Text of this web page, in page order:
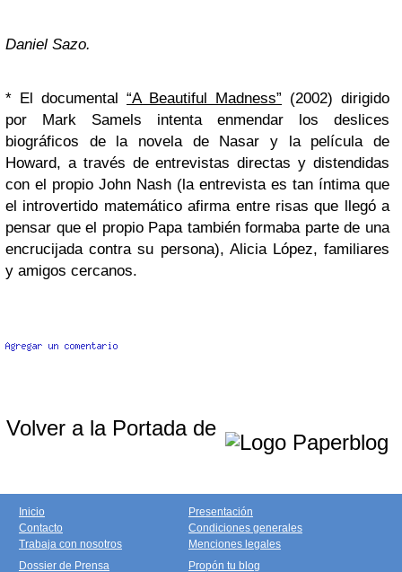
Daniel Sazo.
* El documental “A Beautiful Madness” (2002) dirigido
por Mark Samels intenta enmendar los deslices
biográficos de la novela de Nasar y la película de
Howard, a través de entrevistas directas y distendidas
con el propio John Nash (la entrevista es tan íntima que
el introvertido matemático afirma entre risas que llegó a
pensar que el propio Papa también formaba parte de una
encrucijada contra su persona), Alicia López, familiares
y amigos cercanos.
Volver a la Portada de
Inicio
Contacto
Trabaja con nosotros
Presentación
Condiciones generales
Menciones legales
Dossier de Prensa
Propón tu blog